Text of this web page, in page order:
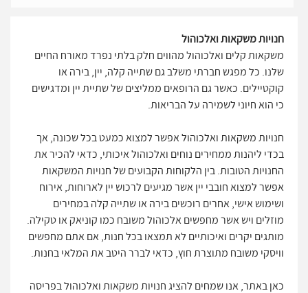
חנויות משקאות ואלכוהול
משקאות קלים ואלכוהול מהווים חלק בלתי נפרד מאורח החיים
שלנו. כל מפגש חברתי משלב גם שתייה קלה, יין, בירה או
קוקטיילים. כאשר גם הרופאים ממליצים של שתיית יין ומדגישים
כי הוא חיוני לשמירה על הבריאות.
חנויות משקאות ואלכוהול אפשר למצוא כמעט בכל שכונה, אך
בכדי ליהנות ממחירים נוחים ואלכוהול איכותי, כדאי להכיר את
החנויות הטובות. בין הלקוחות הקבועים של חנויות המשקאות
אפשר למצוא חובבי יין אשר מגיעים לרכוש יין לארוחות, אירוח
ושימוש אישי, אחרים רוכשים בירה או שתייה קלה במחירים
מוזלים ויש אשר מחפשים אלכוהול משובח כמו קוניאק או טקילה.
מותגים יקרים ואיכותיים לא תמצאו בכל חנות, אם אתם מחפשים
וויסקי משובח מתוצרת חוץ, כדאי לברר היטב את המלאי בחנות.
כאן באתר, אנו שמחים להציג חנויות משקאות ואלכוהול בפריסה